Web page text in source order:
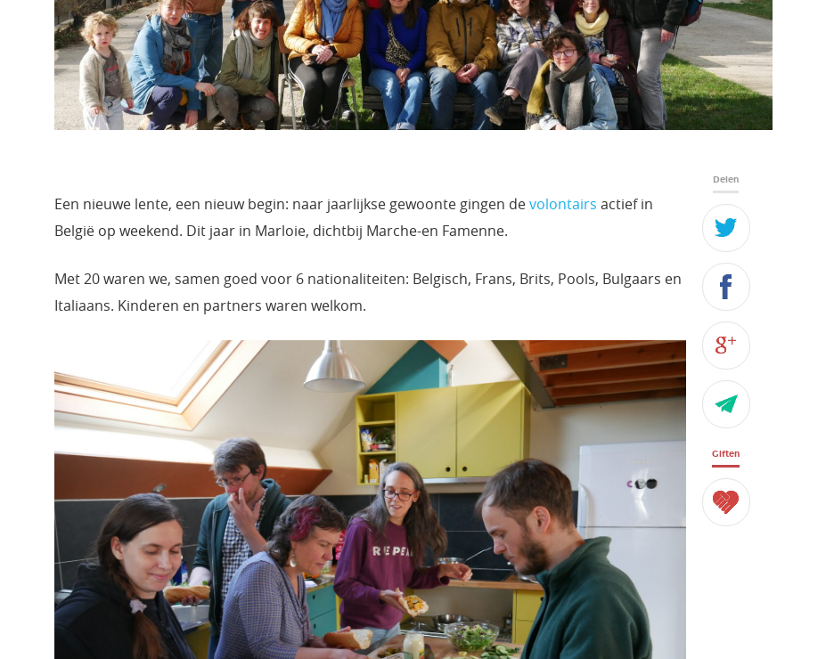
Een nieuwe lente, een nieuw begin: naar jaarlijkse gewoonte gingen devolontairs actief in
België op weekend. Dit jaar in Marloie, dichtbij Marche-en Famenne.
Met 20 waren we, samen goed voor 6 nationaliteiten: Belgisch, Frans, Brits, Pools, Bulgaars en
Italiaans. Kinderen en partners waren welkom.
Delen
Giften